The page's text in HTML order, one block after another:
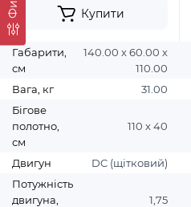
Купити
Габарити,
см
140.00 х 60.00 х
110.00
Вага, кг
31.00
Бігове
полотно,
см
110 х 40
Двигун
DC (щітковий)
Потужність
двигуна,
1,75